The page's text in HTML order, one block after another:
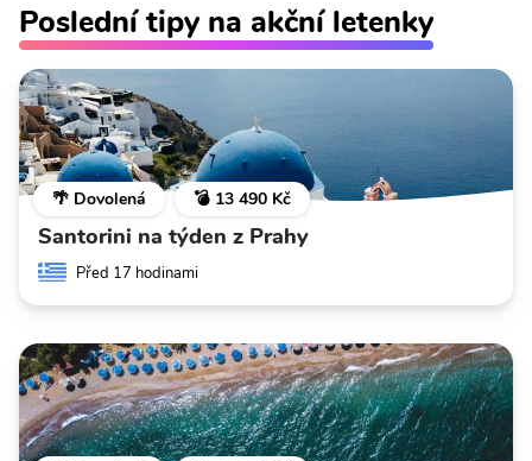
Poslední tipy na akční letenky
🌴 Dovolená 💣 13 490 Kč
Santorini na týden z Prahy
Před 17 hodinami